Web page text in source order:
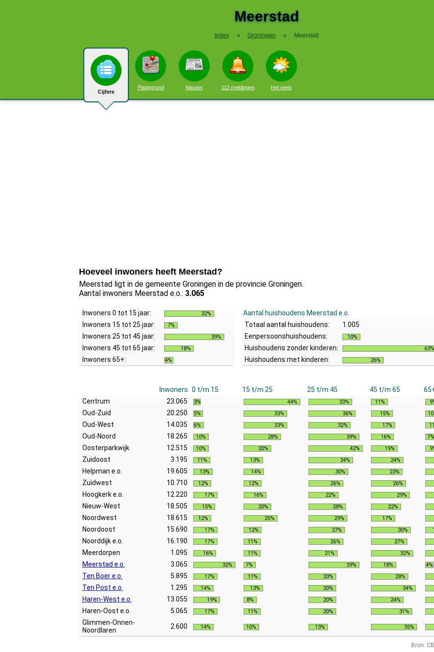
Meerstad
Index » Groningen » Meerstad
Cijfers
Plattegrond Nieuws 112 meldingen Het weer
Hoeveel inwoners heeft Meerstad?
Meerstad ligt in de gemeente Groningen in de provincie Groningen.
Aantal inwoners Meerstad e.o.: 3.065
Inwoners 0 tot 15 jaar: 32%
Inwoners 15 tot 25 jaar: 7%
Inwoners 25 tot 45 jaar: 39%
Inwoners 45 tot 65 jaar: 18%
Inwoners 65+: 4%
Aantal huishoudens Meerstad e.o.
Totaal aantal huishoudens:
1.005
Eenpersoonshuishoudens:
10%
Huishoudens zonder kinderen: 63%
Huishoudens met kinderen: 26%
Inwoners 0 t/m 15 15 t/m 25 25 t/m 45 45 t/m 65
Centrum
23.065 3% 44% 33% 11%
Oud-Zuid 20.250 5% 33% 36% 15%
Oud-West 14.035 6% 33% 32% 17%
Oud-Noord 18.265 10% 28% 39% 16% 7%
Oosterparkwijk 12.515 10% 20% 42% 19%
Zuidoost 3.195 11% 13% 34% 24%
Helpman e.o. 19.605 13% 14% 30% 23%
Zuidwest 10.710 12% 12% 26% 26%
Hoogkerk e.o. 12.220 17% 16% 22% 29%
Nieuw-West 18.505 15% 20% 28% 22%
Noordwest 18.615 12% 25% 29% 17%
Noordoost 15.690 17% 12% 27% 30%
Noorddijk e.o. 16.190 17% 11% 26% 27%
Meerdorpen 1.095 16% 11% 21% 32%
Meerstad e.o. 3.065 32% 7% 39% 18% 4%
Ten Boer e.o. 5.895 17% 11% 20% 28%
Ten Post e.o. 1.295 14% 13% 20% 34%
Haren-West e.o. 13.055 19% 8% 20% 24%
Haren-Oost e.o. 5.065 17% 11% 20% 31%
Glimmen-Onnen-
Noordlaren
2.600 14% 10% 13% 35%
Bron: